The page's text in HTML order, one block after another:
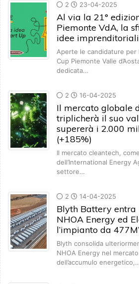
2 23-04-2025
Al via la 21°
Piemonte VdA, la
idee imprenditoriali
Aperte le candidature per
Cup Piemonte Valle
dedicata…
2 16-04-2025
Il mercato globale
triplicherà il suo
supererà i 2.000
(+185%)
Il mercato cleantech,
dell’International Energy
settore…
2 14-04-2025
Blyth Battery entra
NHOA Energy ed
l’impianto da
Blyth consolida
NHOA Energy nel
dell’accumulo